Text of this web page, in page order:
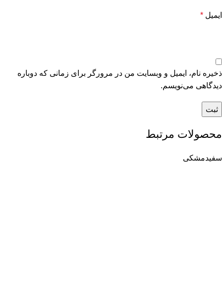
ایمیل *
ذخیره نام، ایمیل و وبسایت من در مرورگر برای زمانی که دوباره
دیدگاهی می‌نویسم.
محصولات مرتبط
سفیدمشکی